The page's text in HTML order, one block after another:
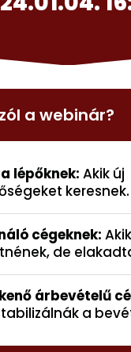
a webinár?
lépőknek: Akik új
keresnek.
cégeknek:
de
árbevételű
a